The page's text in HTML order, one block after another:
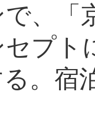
、「
プト
。宿